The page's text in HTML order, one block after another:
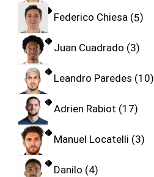
Federico Chiesa 5
Juan Cuadrado 3
Leandro Paredes 10
Adrien Rabiot 17
Manuel Locatelli 3
Danilo 4